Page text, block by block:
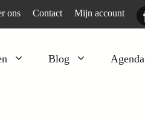
ons Contact Mijn account
Blog Agenda